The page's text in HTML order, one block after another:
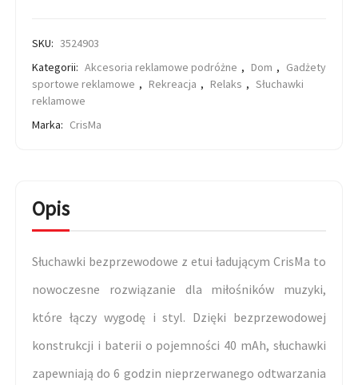
SKU: 3524903
Kategorii: Akcesoria reklamowe podróżne , Dom , Gadżety
sportowe reklamowe , Rekreacja , Relaks , Słuchawki
reklamowe
Marka: CrisMa
Opis
Słuchawki bezprzewodowe z etui ładującym CrisMa to
nowoczesne rozwiązanie dla miłośników muzyki,
które łączy wygodę i styl. Dzięki bezprzewodowej
konstrukcji i baterii o pojemności 40 mAh, słuchawki
zapewniają do 6 godzin nieprzerwanego odtwarzania